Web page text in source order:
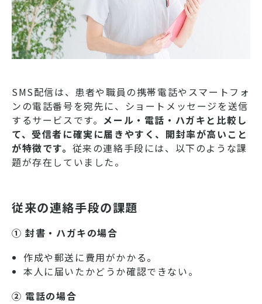
SMS配信は、患者や職員の携帯電話やスマートフォ
ンの電話番号を宛先に、ショートメッセージを送信
するサービスです。 メール・電話・ハガキと比較し
て、受信者に確実に届きやすく、開封率が高いこと
が特徴です。 従来の連絡手段には、以下のような課
題が存在していました。
従来の連絡手段の課題
① 封書・ハガキの場合
作成や郵送に費用がかかる。
本人に届いたかどうか確認できない。
② 電話の場合